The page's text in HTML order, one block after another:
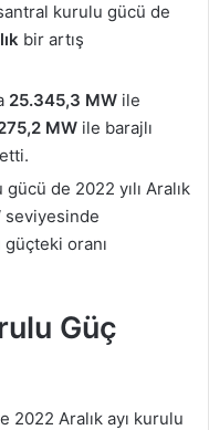
kurulu gücü de
bir artış
25.345,3 MW ile
MW ile barajlı
de 2022 yılı Aralık
seviyesinde
oranı
Güç
2022 Aralık ayı kurulu